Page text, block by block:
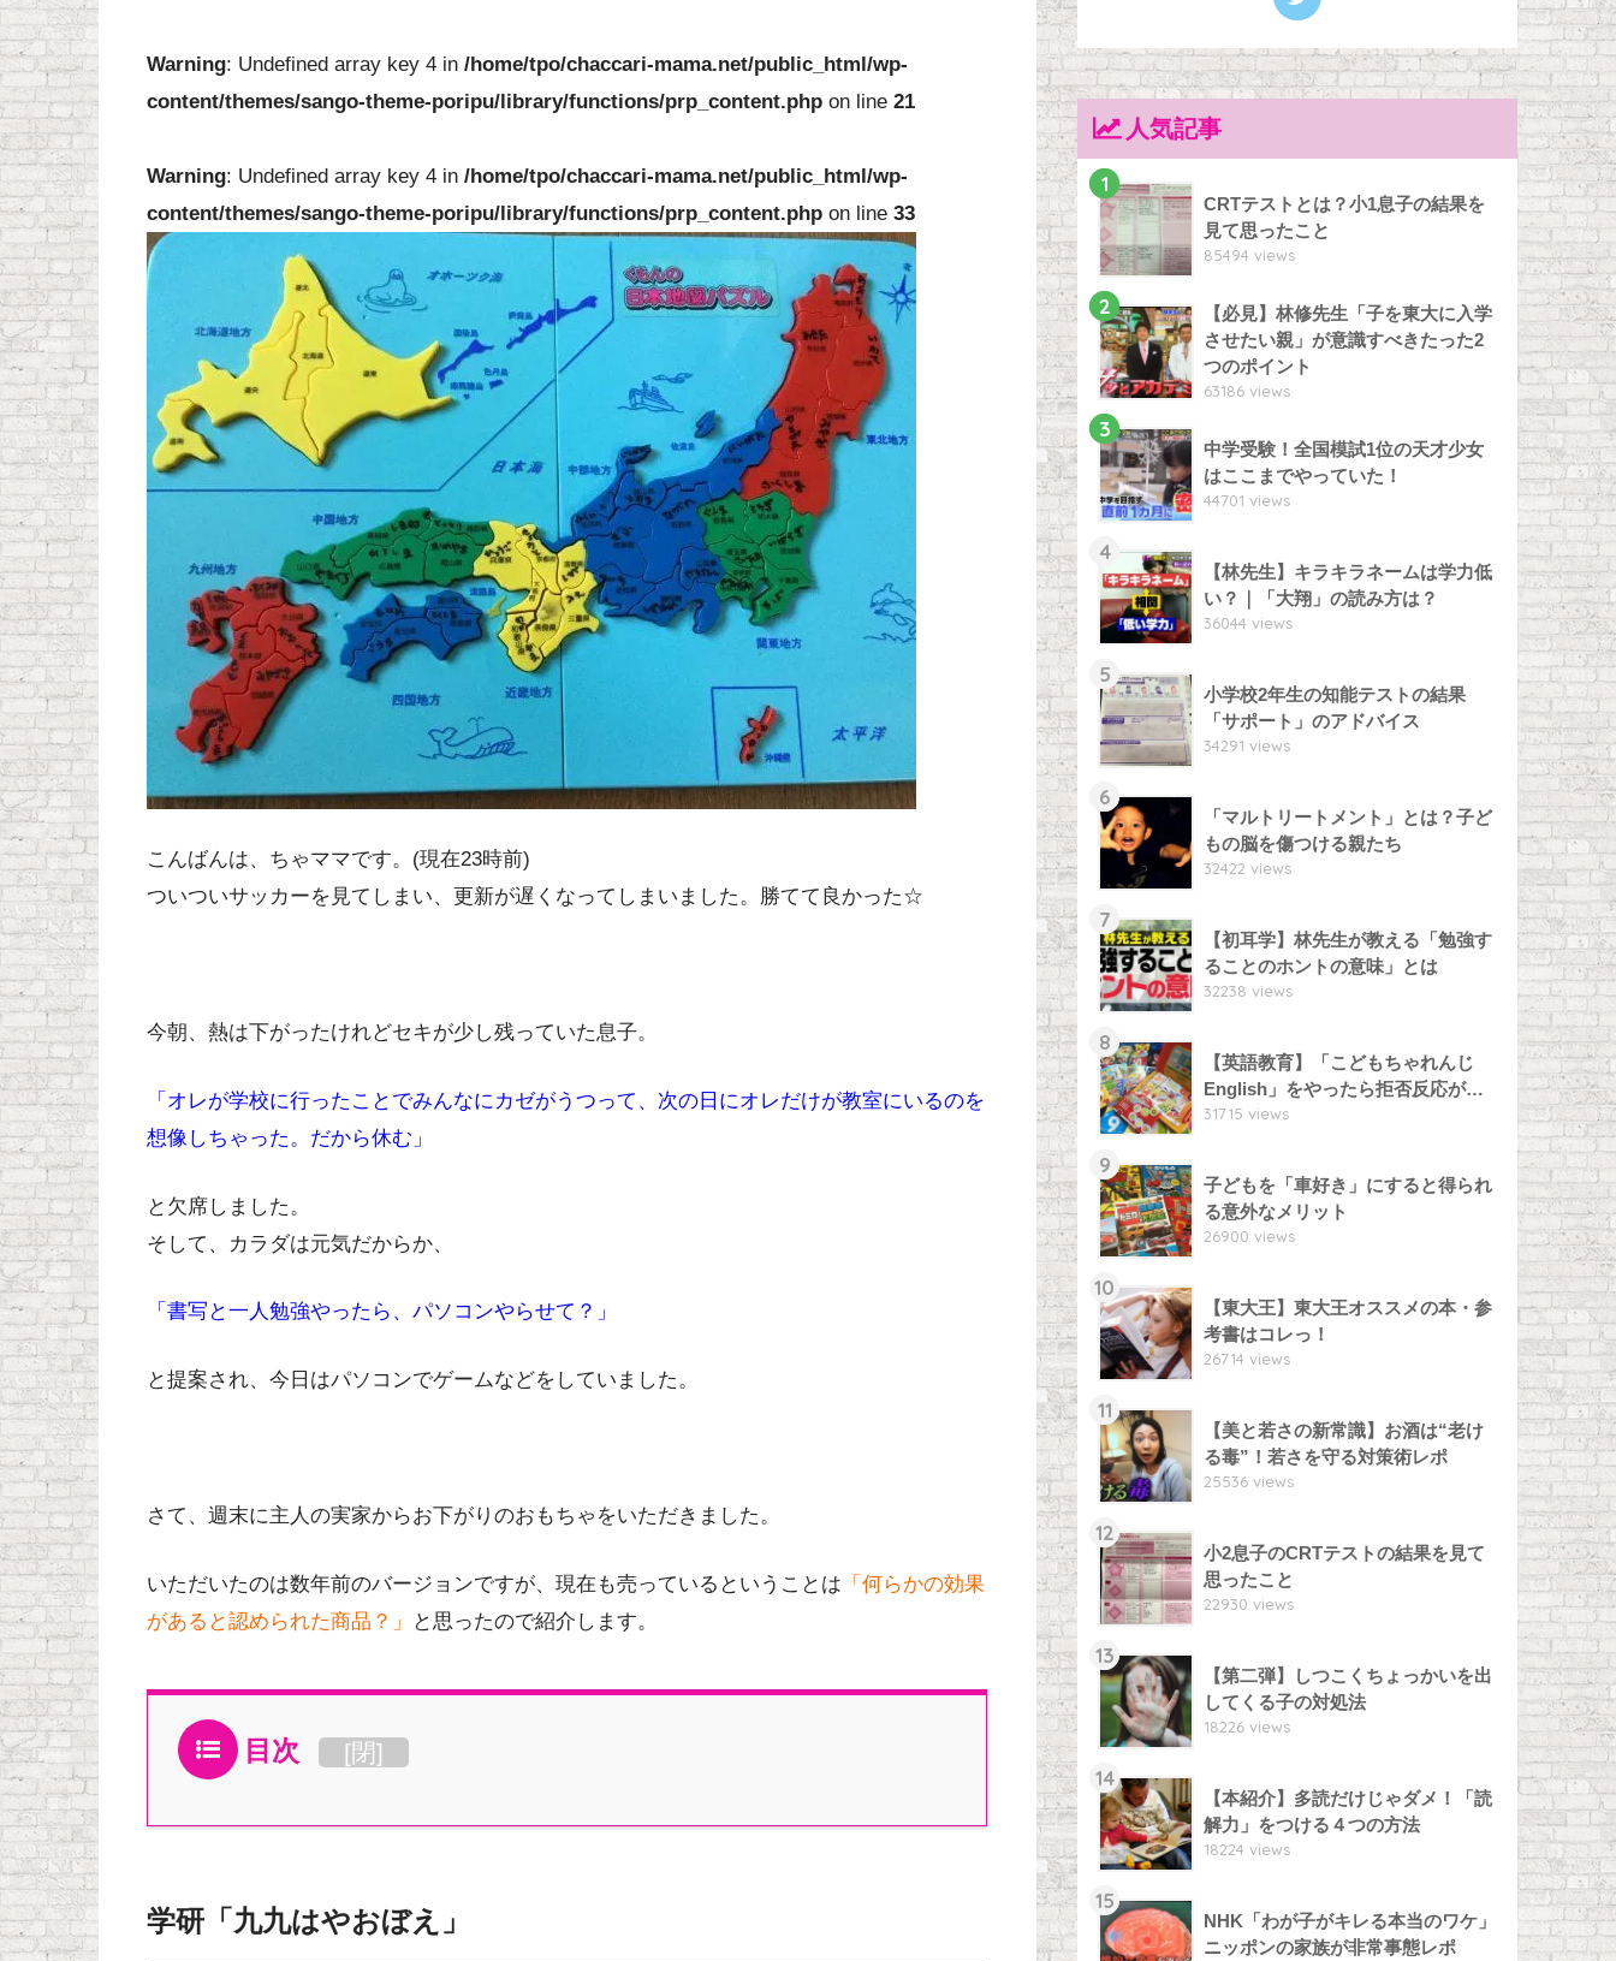
Warning: Undefined array key 4 in /home/tpo/chaccari-mama.net/public_html/wp-
content/themes/sango-theme-poripu/library/functions/prp_content.php on line 21
Warning: Undefined array key 4 in /home/tpo/chaccari-mama.net/public_html/wp-
content/themes/sango-theme-poripu/library/functions/prp_content.php on line 33
こんばんは、ちゃママです。(現在23時前)
ついついサッカーを見てしまい、更新が遅くなってしまいました。勝てて良かった☆
今朝、熱は下がったけれどセキが少し残っていた息子。
「オレが学校に行ったことでみんなにカゼがうつって、次の日にオレだけが教室にいるのを
想像しちゃった。だから休む」
と欠席しました。
そして、カラダは元気だからか、
「書写と一人勉強やったら、パソコンやらせて？」
と提案され、今日はパソコンでゲームなどをしていました。
さて、週末に主人の実家からお下がりのおもちゃをいただきました。
いただいたのは数年前のバージョンですが、現在も売っているということは 「何らかの効果
があると認められた商品？」
と思ったので紹介します。
目次 [閉]
学研「九九はやおぼえ」
人気記事
1
CRTテストとは？小1息子の結果を
見て思ったこと
85494 views
2
【必見】林修先生「子を東大に入学
させたい親」が意識すべきたった2
つのポイント
63186 views
3
中学受験！全国模試1位の天才少女
はここまでやっていた！
44701 views
4
【林先生】キラキラネームは学力低
い？｜「大翔」の読み方は？
36044 views
5
小学校2年生の知能テストの結果
「サポート」のアドバイス
34291 views
6
「マルトリートメント」とは？子ど
もの脳を傷つける親たち
32422 views
7
【初耳学】林先生が教える「勉強す
ることのホントの意味」とは
32238 views
8
【英語教育】「こどもちゃれんじ
English」をやったら拒否反応が…
31715 views
9
子どもを「車好き」にすると得られ
る意外なメリット
26900 views
10
【東大王】東大王オススメの本・参
考書はコレっ！
26714 views
11
【美と若さの新常識】お酒は“老け
る毒”！若さを守る対策術レポ
25536 views
12
小2息子のCRTテストの結果を見て
思ったこと
22930 views
13
【第二弾】しつこくちょっかいを出
してくる子の対処法
18226 views
14
【本紹介】多読だけじゃダメ！「読
解力」をつける４つの方法
18224 views
15
NHK「わが子がキレる本当のワケ」
ニッポンの家族が非常事態レポ